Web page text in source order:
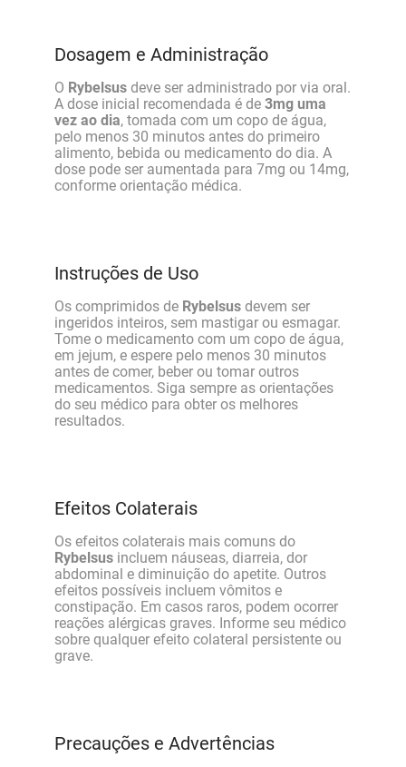
Dosagem e Administração
O Rybelsus deve ser administrado por via oral.
A dose inicial recomendada é de 3mg uma
vez ao dia, tomada com um copo de água,
pelo menos 30 minutos antes do primeiro
alimento, bebida ou medicamento do dia. A
dose pode ser aumentada para 7mg ou 14mg,
conforme orientação médica.
Instruções de Uso
Os comprimidos de Rybelsus devem ser
ingeridos inteiros, sem mastigar ou esmagar.
Tome o medicamento com um copo de água,
em jejum, e espere pelo menos 30 minutos
antes de comer, beber ou tomar outros
medicamentos. Siga sempre as orientações
do seu médico para obter os melhores
resultados.
Efeitos Colaterais
Os efeitos colaterais mais comuns do
Rybelsus incluem náuseas, diarreia, dor
abdominal e diminuição do apetite. Outros
efeitos possíveis incluem vômitos e
constipação. Em casos raros, podem ocorrer
reações alérgicas graves. Informe seu médico
sobre qualquer efeito colateral persistente ou
grave.
Precauções e Advertências